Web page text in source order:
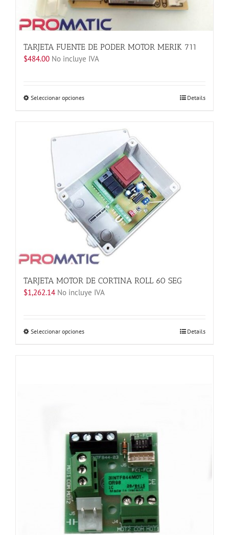
TARJETA FUENTE DE PODER MOTOR MERIK 711
$484.00 No incluye IVA
Seleccionar opcionesEste
múltiples
opciones
se
pueden
elegir
en
la
página
de
producto
Details
TARJETA MOTOR DE CORTINA ROLL 60 SEG
$1,262.14 No incluye IVA
Seleccionar opcionesEste
elegir
en
la
página
de
producto
Details